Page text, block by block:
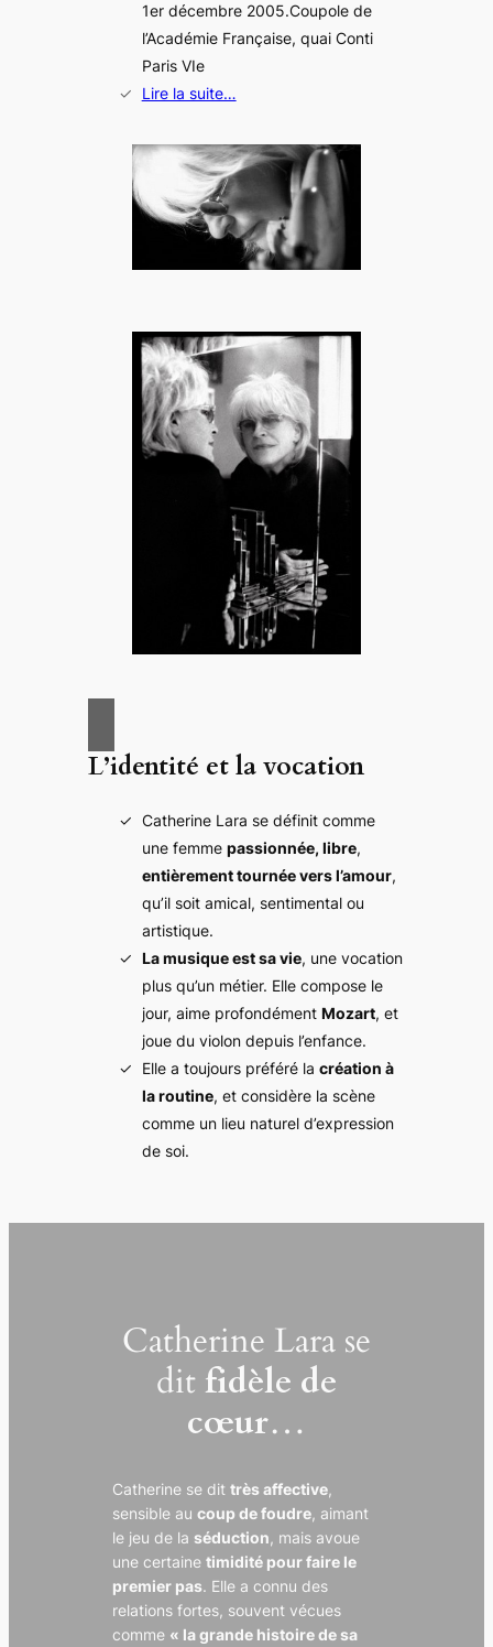
1er décembre 2005.Coupole de
l’Académie Française, quai Conti
Paris VIe
Lire la suite…
L’identité et la vocation
Catherine Lara se définit comme
une femme passionnée, libre,
entièrement tournée vers l’amour,
qu’il soit amical, sentimental ou
artistique.
La musique est sa vie, une vocation
plus qu’un métier. Elle compose le
jour, aime profondément Mozart, et
joue du violon depuis l’enfance.
Elle a toujours préféré la création à
la routine, et considère la scène
comme un lieu naturel d’expression
de soi.
Catherine Lara se
ditfidèle de
cœur…
Catherine se dittrès affective,
sensible aucoup de foudre, aimant
le jeu de la séduction, mais avoue
une certainetimidité pour faire le
premier pas. Elle a connu des
relations fortes, souvent vécues
comme « la grande histoire de sa